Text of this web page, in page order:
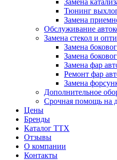
Замена
Тюнинг
Замена
Обслуживание
Замена стекол и
Замена
Замена
Замена фар
Ремонт фар
Замена
Дополнительное
Срочная помощь на
Цены
Бренды
Каталог ТТХ
Отзывы
О компании
Контакты